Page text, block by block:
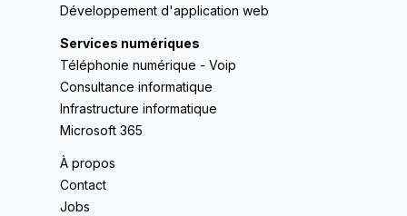
Développement d'application web
Services numériques
Téléphonie numérique - Voip
Consultance informatique
Infrastructure informatique
Microsoft 365
À propos
Contact
Jobs